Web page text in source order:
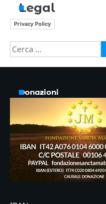
Legal
Privacy Policy
Ricerca
per:
Donazioni